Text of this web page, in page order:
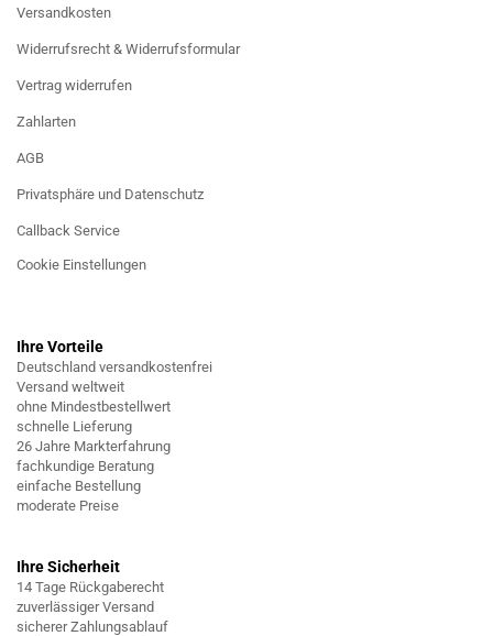
Versandkosten
Widerrufsrecht & Widerrufsformular
Vertrag widerrufen
Zahlarten
AGB
Privatsphäre und Datenschutz
Callback Service
Cookie Einstellungen
Ihre Vorteile
Deutschland versandkostenfrei
Versand weltweit
ohne Mindestbestellwert
schnelle Lieferung
26 Jahre Markterfahrung
fachkundige Beratung
einfache Bestellung
moderate Preise
Ihre Sicherheit
14 Tage Rückgaberecht
zuverlässiger Versand
sicherer Zahlungsablauf